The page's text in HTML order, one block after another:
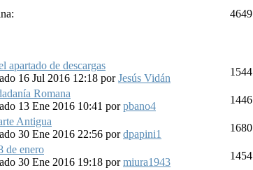
4649
apartado de descargas
16 Jul 2016 12:18 porJesús Vidán
1544
Romana
13 Ene 2016 10:41 porpbano4
1446
Antigua
30 Ene 2016 22:56 pordpapini1
1680
de enero
30 Ene 2016 19:18 pormiura1943
1454